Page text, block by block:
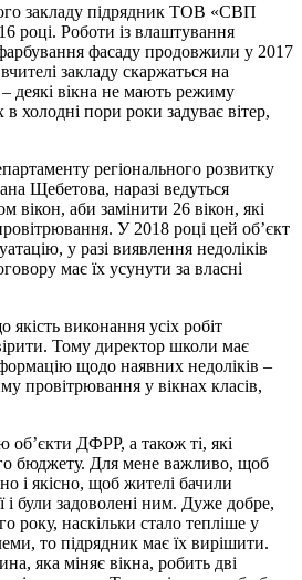
закладу підрядник ТОВ «СВП
році. Роботи із влаштування
фасаду продовжили у 2017
закладу скаржаться на
деякі вікна не мають режиму
холодні пори роки задуває вітер,
регіонального розвитку
Щебетова, наразі ведуться
вікон, аби замінити 26 вікон, які
У 2018 році цей об’єкт
у разі виявлення недоліків
має їх усунути за власні
виконання усіх робіт
Тому директор школи має
щодо наявних недоліків –
провітрювання у вікнах класів,
об’єкти ДФРР, а також ті, які
бюджету. Для мене важливо, щоб
і якісно, щоб жителі бачили
і були задоволені ним. Дуже добре,
року, наскільки стало тепліше у
то підрядник має їх вирішити.
яка міняє вікна, робить дві